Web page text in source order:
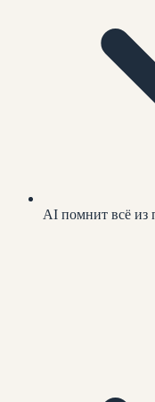
AI помнит всё из